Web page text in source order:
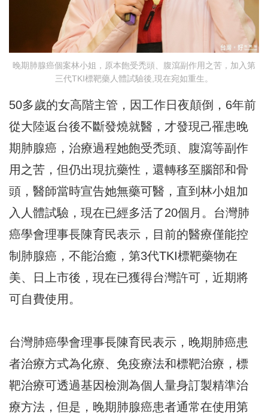
晚期肺腺癌個案林小姐，原本飽受禿頭、腹瀉副作用之苦，加入第
三代TKI標靶藥人體試驗後,現在宛如重生。
50多歲的女高階主管，因工作日夜顛倒，6年前
從大陸返台後不斷發燒就醫，才發現己罹患晚
期肺腺癌，治療過程她飽受禿頭、腹瀉等副作
用之苦，但仍出現抗藥性，還轉移至腦部和骨
頭，醫師當時宣告她無藥可醫，直到林小姐加
入人體試驗，現在已經多活了20個月。台灣肺
癌學會理事長陳育民表示，目前的醫療僅能控
制肺腺癌，不能治癒，第3代TKI標靶藥物在
美、日上市後，現在已獲得台灣許可，近期將
可自費使用。
台灣肺癌學會理事長陳育民表示，晚期肺癌患
者治療方式為化療、免疫療法和標靶治療，標
靶治療可透過基因檢測為個人量身訂製精準治
療方法，但是，晚期肺腺癌患者通常在使用第